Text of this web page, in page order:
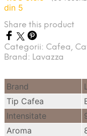
din 5
Share this product
Categorii: Cafea,
Brand: Lavazza
Brand
Tip Cafea
Intensitate
Aroma